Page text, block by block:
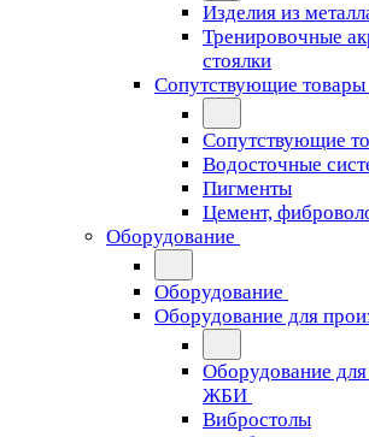
Изделия из
Тренировочные
стоялки
Сопутствующие товары
Сопутствующие
Водосточные
Пигменты
Цемент,
Оборудование
Оборудование
Оборудование для
Оборудование
ЖБИ
Вибростолы